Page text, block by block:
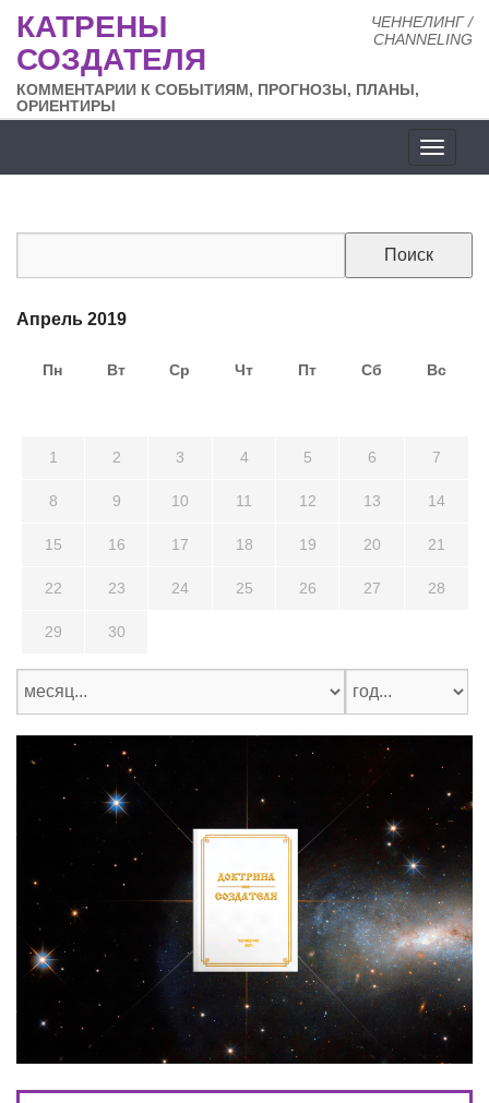
ЧЕННЕЛИНГ /
CHANNELING
КАТРЕНЫ
СОЗДАТЕЛЯ
КОММЕНТАРИИ К СОБЫТИЯМ, ПРОГНОЗЫ, ПЛАНЫ,
ОРИЕНТИРЫ
сайта
Апрель 2019
Пн Вт Ср Чт Пт Сб Вс
1 2 3 4 5 6 7
8 9 10 11 12 13 14
15 16 17 18 19 20 21
22 23 24 25 26 27 28
29 30